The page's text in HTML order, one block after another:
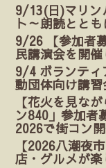
9/13(日)マリン
ト～朗読とと
9/26 【参加者
民講演会を開催
9/4 ボランティ
動団体向け講習
【花火を見な
ン840」参加者
2026で街コン
【2026八潮夜
店・グルメが